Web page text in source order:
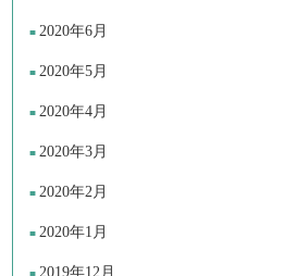
2020年6月
2020年5月
2020年4月
2020年3月
2020年2月
2020年1月
2019年12月